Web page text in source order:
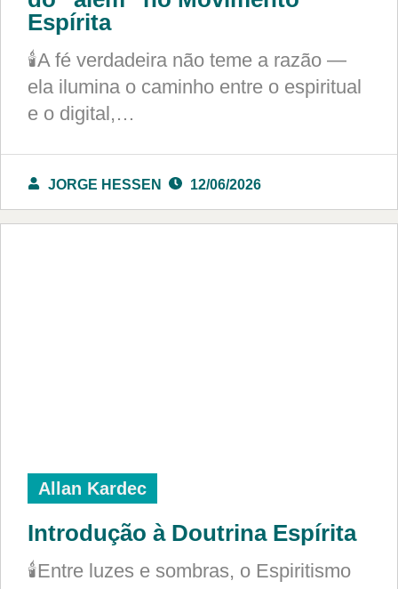
Espírita
🕯️A fé verdadeira não teme a razão —
ela ilumina o caminho entre o espiritual
e o digital,…
JORGE HESSEN 12/06/2026
Allan Kardec
Introdução à Doutrina Espírita
🕯️Entre luzes e sombras, o Espiritismo